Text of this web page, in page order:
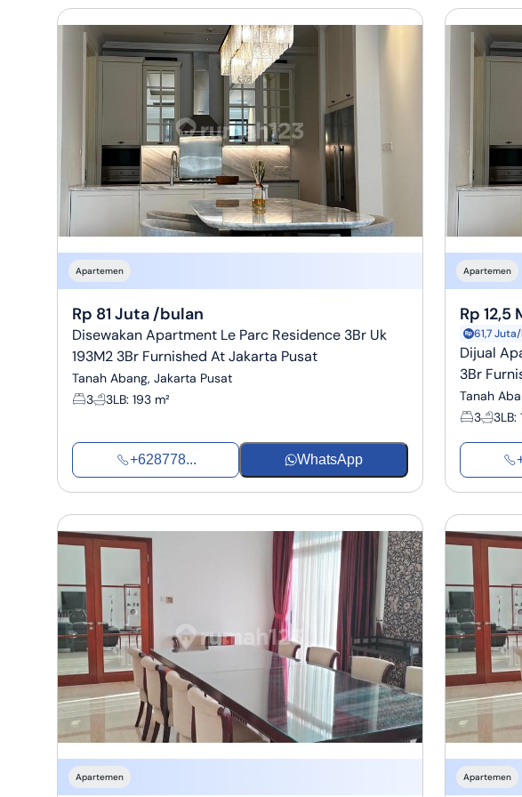
Apartemen
Rp 81 Juta /bulan
Disewakan Apartment Le Parc Residence 3Br Uk
193M2 3Br Furnished At Jakarta Pusat
Tanah Abang, Jakarta Pusat
3
3LB: 193 m²
+628778... WhatsApp
Apartemen
Rp 12,5
61,7
Dijual
3Br
Tanah
3
3LB:
Apartemen Apartemen